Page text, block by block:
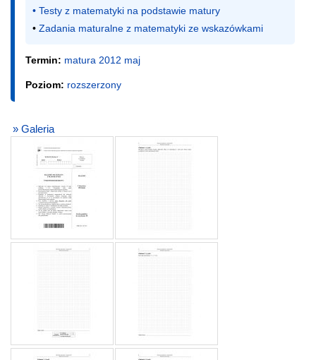
• Testy z matematyki na podstawie matury
• Zadania maturalne z matematyki ze wskazówkami
Termin: matura 2012 maj
Poziom: rozszerzony
» Galeria